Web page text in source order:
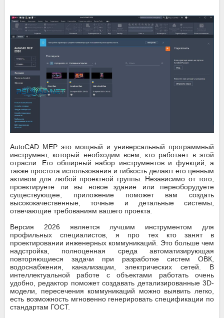
AutoCAD MEP это мощный и универсальный программный
инструмент, который необходим всем, кто работает в этой
отрасли. Его обширный набор инструментов и функций, а
также простота использования и гибкость делают его ценным
активом для любой проектной группы. Независимо от того,
проектируете ли вы новое здание или переоборудуете
существующее, приложение поможет вам создать
высококачественные, точные и детальные системы,
отвечающие требованиям вашего проекта.
Версия 2026 является лучшим инструментом для
профильных специалистов, я про тех кто занят в
проектировании инженерных коммуникаций. Это больше чем
надстройка, полноценная среда автоматизирующая
повторяющиеся задачи при разработке систем ОВК,
водоснабжения, канализации, электрических сетей. В
интеллектуальной работе с объектами работать очень
удобно, редактор поможет создавать детализированные 3D-
модели, пересечения коммуникаций можно выявить легко,
есть возможность мгновенно генерировать спецификации по
стандартам ГОСТ.